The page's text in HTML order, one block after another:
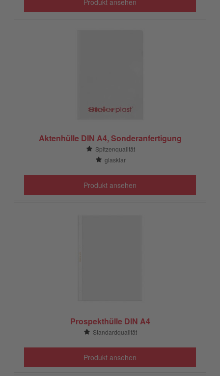
Aktenhülle DIN A4, Sonderanfertigung
Spitzenqualität
glasklar
Produkt ansehen
Prospekthülle DIN A4
Standardqualität
Produkt ansehen